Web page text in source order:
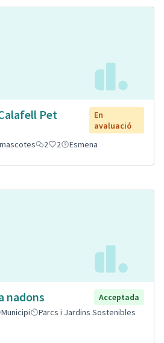
Pet
En
avaluació
2 2 Esmena
nadons
Acceptada
Municipi
Parcs i Jardins Sostenibles